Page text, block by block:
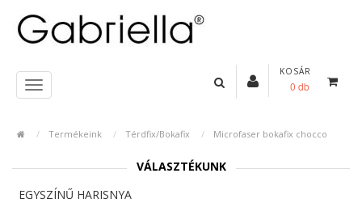
KOSÁR
0 db
Termékeink Térdfix/Bokafix Microfaser bokafix chocco
VÁLASZTÉKUNK
EGYSZÍNŰ HARISNYA